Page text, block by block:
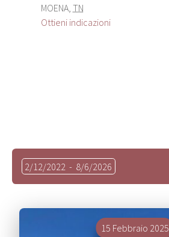
MOENA TN
Ottieni indicazioni
2/12/2022 - 8/6/2026 Seleziona
15 Febbraio 2025